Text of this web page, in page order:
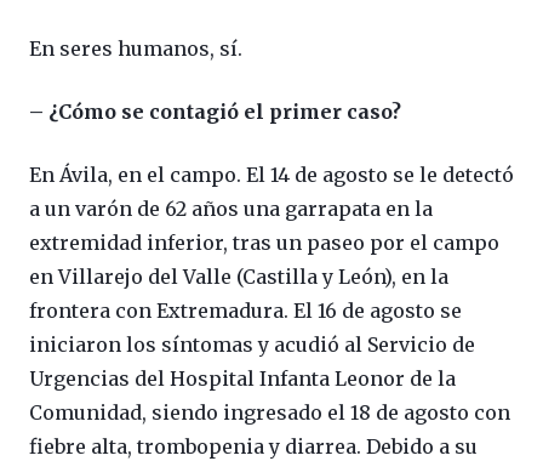
En seres humanos, sí.
– ¿Cómo se contagió el primer caso?
En Ávila, en el campo. El 14 de agosto se le detectó
a un varón de 62 años una garrapata en la
extremidad inferior, tras un paseo por el campo
en Villarejo del Valle (Castilla y León), en la
frontera con Extremadura. El 16 de agosto se
iniciaron los síntomas y acudió al Servicio de
Urgencias del Hospital Infanta Leonor de la
Comunidad, siendo ingresado el 18 de agosto con
fiebre alta, trombopenia y diarrea. Debido a su